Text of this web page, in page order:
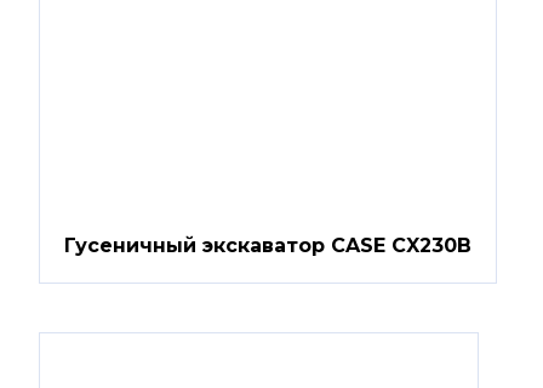
Гусеничный экскаватор CASE CX230B